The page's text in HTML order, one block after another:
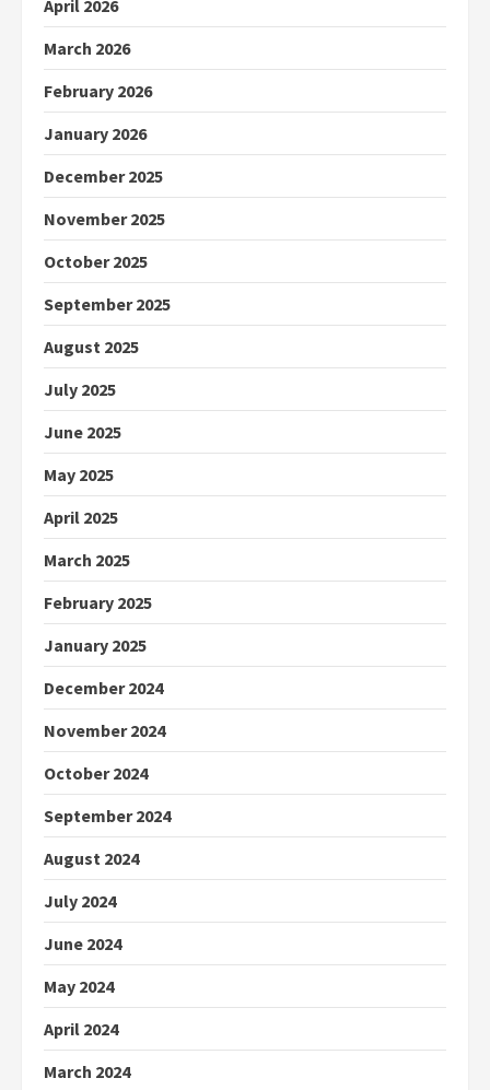
April 2026
March 2026
February 2026
January 2026
December 2025
November 2025
October 2025
September 2025
August 2025
July 2025
June 2025
May 2025
April 2025
March 2025
February 2025
January 2025
December 2024
November 2024
October 2024
September 2024
August 2024
July 2024
June 2024
May 2024
April 2024
March 2024